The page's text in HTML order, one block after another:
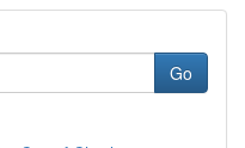
Go